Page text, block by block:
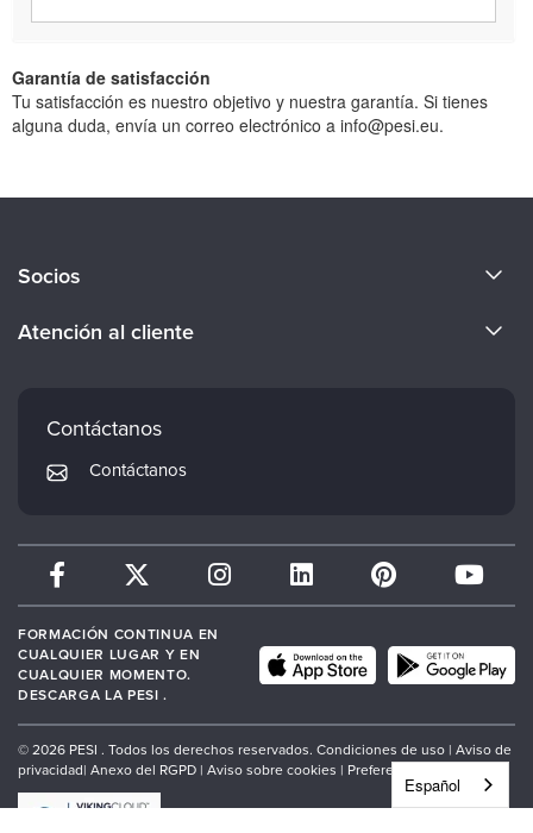
Garantía de satisfacción
Tu satisfacción es nuestro objetivo y nuestra garantía. Si tienes
alguna duda, envía un correo electrónico a info@pesi.eu.
Acerca de nosotros
Empleos
Socios
Evergreen Certifications
Therapist.com
Atención al cliente
Preguntas frecuentes
Mi cuenta
Contáctanos
Contáctanos
FORMACIÓN CONTINUA EN
CUALQUIER LUGAR Y EN
CUALQUIER MOMENTO.
DESCARGA LA PESI .
© 2026 PESI . Todos los derechos reservados. Condiciones de uso | Aviso de
privacidad| Anexo del RGPD | Aviso sobre cookies | Preferencias de cookies
Español